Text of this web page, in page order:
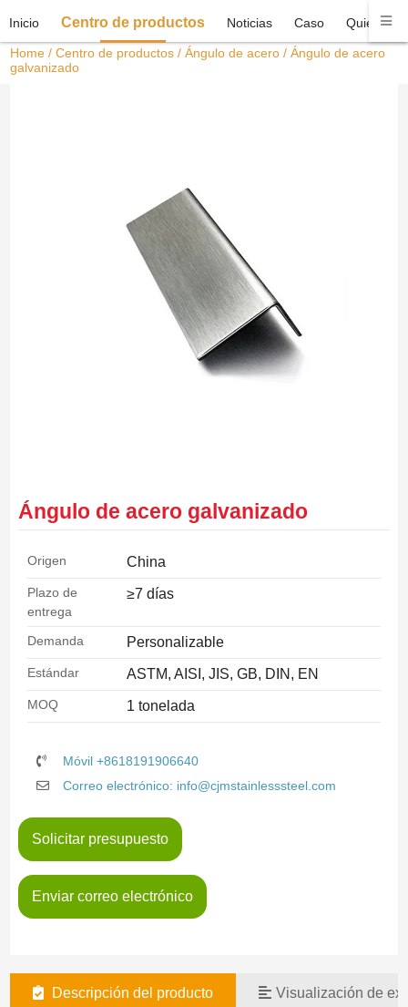
Inicio Centro de productos Noticias Caso Quiénes
Home /Centro de productos /Ángulo de acero / Ángulo de acero
galvanizado
Ángulo de acero galvanizado
Origen China
Plazo de
entrega
≥7 días
Demanda Personalizable
Estándar ASTM, AISI, JIS, GB, DIN, EN
MOQ 1 tonelada
Móvil +8618191906640
Correo electrónico: info@cjmstainlesssteel.com
Solicitar presupuesto
Enviar correo electrónico
Descripción del producto Visualización de